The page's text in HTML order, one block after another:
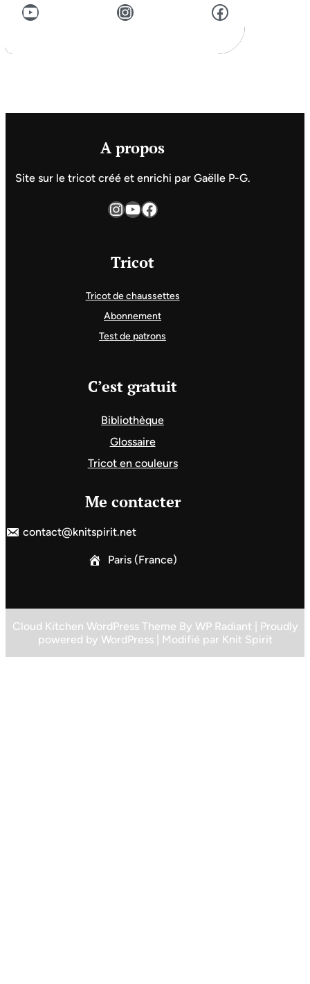
YouTube Instagram Facebook
A propos
Site sur le tricot créé et enrichi par Gaëlle P-G.
InstagramYouTube Facebook
Tricot
Tricot de chaussettes
Abonnement
Test de patrons
C’est gratuit
Bibliothèque
Glossaire
Tricot en couleurs
Me contacter
contact@knitspirit.net
Paris (France)
Cloud Kitchen WordPress Theme By WP Radiant | Proudly
powered by WordPress| Modifié par Knit Spirit